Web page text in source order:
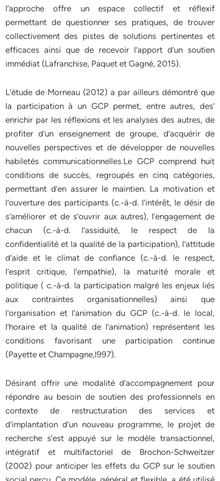
l’approche offre un espace collectif et réflexif
permettant de questionner ses pratiques, de trouver
collectivement des pistes de solutions pertinentes et
efficaces ainsi que de recevoir l’apport d’un soutien
immédiat (Lafranchise, Paquet et Gagné, 2015).
L’étude de Morneau (2012) a par ailleurs démontré que
la participation à un GCP permet, entre autres, des’
enrichir par les réflexions et les analyses des autres, de
profiter d’un enseignement de groupe, d’acquérir de
nouvelles perspectives et de développer de nouvelles
habiletés communicationnelles.Le GCP comprend huit
conditions de succès, regroupés en cinq catégories,
permettant d’en assurer le maintien. La motivation et
l’ouverture des participants (c.-à-d. l’intérêt, le désir de
s’améliorer et de s’ouvrir aux autres), l’engagement de
chacun (c.-à-d. l’assiduité, le respect de la
confidentialité et la qualité de la participation), l’attitude
d’aide et le climat de confiance (c.-à-d. le respect,
l’esprit critique, l’empathie), la maturité morale et
politique ( c.-à-d. la participation malgré les enjeux liés
aux contraintes organisationnelles) ainsi que
l’organisation et l’animation du GCP (c.-à-d. le local,
l’horaire et la qualité de l’animation) représentent les
conditions favorisant une participation continue
(Payette et Champagne,l997).
Désirant offrir une modalité d’accompagnement pour
répondre au besoin de soutien des professionnels en
contexte de restructuration des services et
d’implantation d’un nouveau programme, le projet de
recherche s’est appuyé sur le modèle transactionnel,
intégratif et multifactoriel de Brochon-Schweitzer
(2002) pour anticiper les effets du GCP sur le soutien